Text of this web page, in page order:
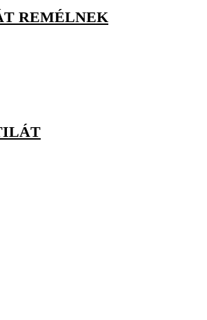
REMÉLNEK